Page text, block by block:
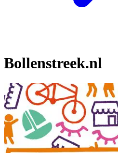
Bollenstreek.nl